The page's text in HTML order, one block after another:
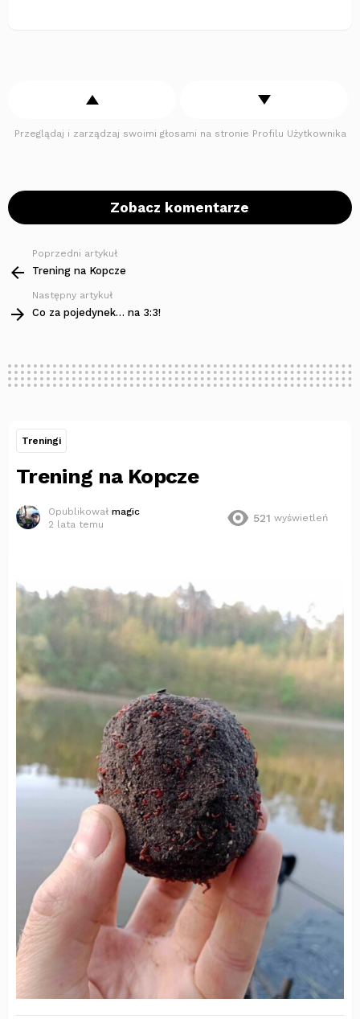
Przeglądaj i zarządzaj swoimi głosami na stronie Profilu Użytkownika
Zobacz komentarze
Zobacz
więcej
Poprzedni artykuł
Trening na Kopcze
Następny artykuł
Co za pojedynek… na 3:3!
Treningi
Trening na Kopcze
Opublikował magic
2 lata temu
521 wyświetleń